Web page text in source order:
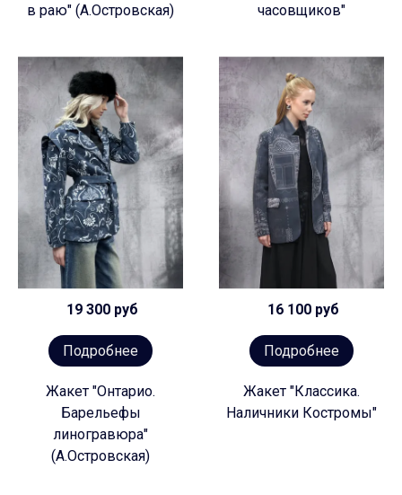
в раю" (А.Островская)
часовщиков"
19 300 руб
Подробнее
Жакет "Онтарио.
Барельефы
линогравюра"
(А.Островская)
16 100 руб
Подробнее
Жакет "Классика.
Наличники Костромы"